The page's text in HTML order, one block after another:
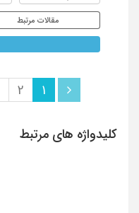
مقالات مرتبط
1
2
کلیدواژه های مرتبط